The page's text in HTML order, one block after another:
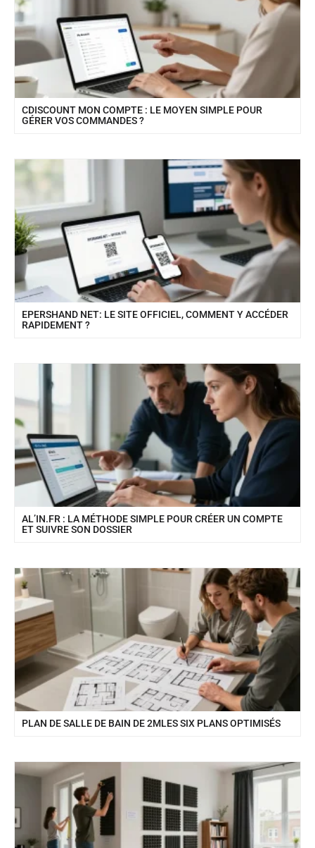
CDISCOUNT MON COMPTE : LE MOYEN SIMPLE POUR
GÉRER VOS COMMANDES ?
EPERSHAND NET: LE SITE OFFICIEL, COMMENT Y ACCÉDER
RAPIDEMENT ?
AL’IN.FR : LA MÉTHODE SIMPLE POUR CRÉER UN COMPTE
ET SUIVRE SON DOSSIER
PLAN DE SALLE DE BAIN DE 2MLES SIX PLANS OPTIMISÉS